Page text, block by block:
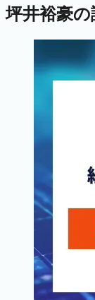
坪井裕豪の